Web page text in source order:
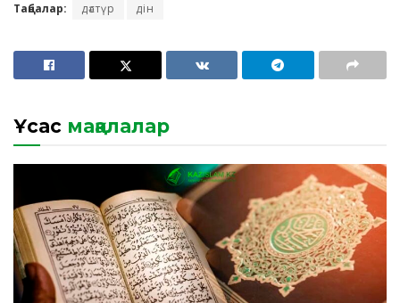
Таңбалар: дәстүр дін
Ұқсас мақалалар